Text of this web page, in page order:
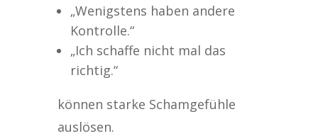
„Wenigstens haben andere
Kontrolle.“
„Ich schaffe nicht mal das
richtig.“
können starke Schamgefühle
auslösen.